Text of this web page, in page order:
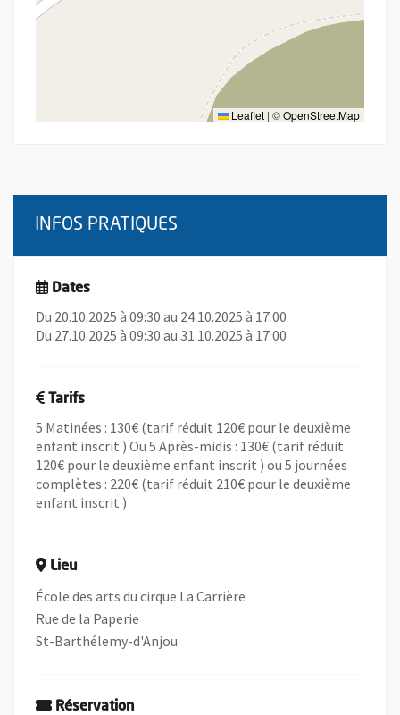
Leaflet | ©OpenStreetMap
INFOS PRATIQUES
Dates
Du 20.10.2025 à 09:30 au 24.10.2025 à 17:00
Du 27.10.2025 à 09:30 au 31.10.2025 à 17:00
Tarifs
5 Matinées : 130€ (tarif réduit 120€ pour le deuxième
enfant inscrit ) Ou 5 Après-midis : 130€ (tarif réduit
120€ pour le deuxième enfant inscrit ) ou 5 journées
complètes : 220€ (tarif réduit 210€ pour le deuxième
enfant inscrit )
Lieu
École des arts du cirque La Carrière
Rue de la Paperie
St-Barthélemy-d'Anjou
Réservation